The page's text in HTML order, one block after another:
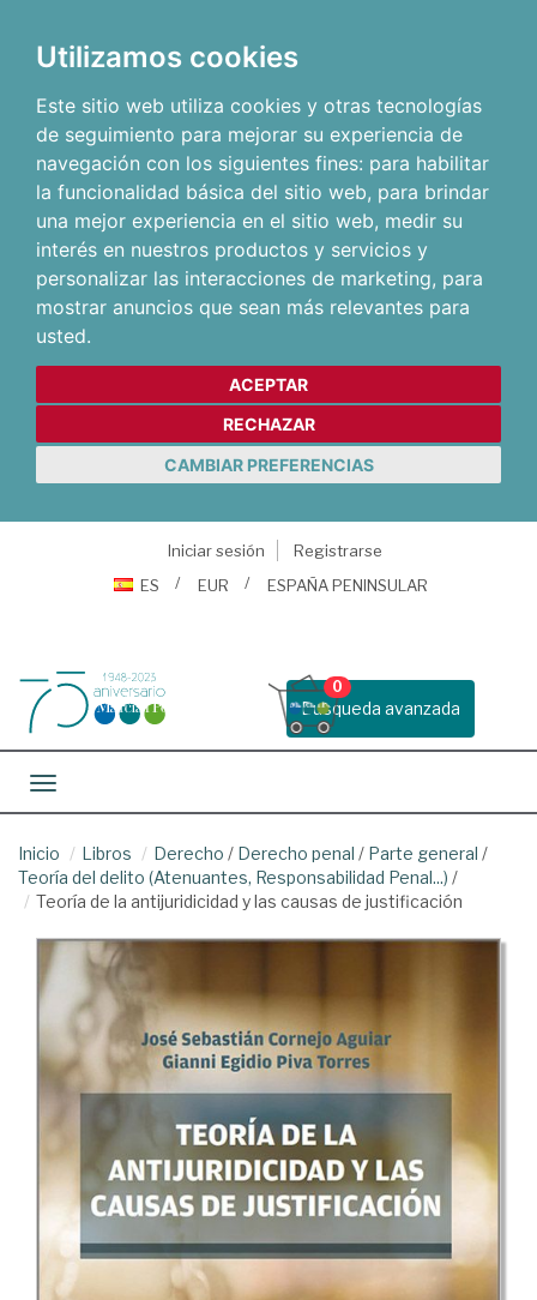
Utilizamos cookies
Este sitio web utiliza cookies y otras tecnologías
de seguimiento para mejorar su experiencia de
navegación con los siguientes fines: para habilitar
la funcionalidad básica del sitio web, para brindar
una mejor experiencia en el sitio web, medir su
interés en nuestros productos y servicios y
personalizar las interacciones de marketing, para
mostrar anuncios que sean más relevantes para
usted.
ACEPTAR
RECHAZAR
CAMBIAR PREFERENCIAS
Iniciar sesión
Registrarse
ES
EUR ESPAÑA PENINSULAR
Busqueda avanzada
0
Toggle navigation
Inicio Libros Derecho / Derecho penal / Parte general /
Teoría del delito (Atenuantes, Responsabilidad Penal...) /
Teoría de la antijuridicidad y las causas de justificación